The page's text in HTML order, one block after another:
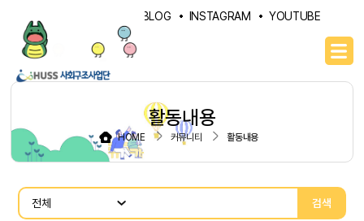
NAVER BLOG INSTAGRAM YOUTUBE
활동내용
HOME 커뮤니티 활동내용
검색